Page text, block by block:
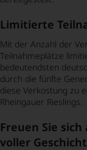
Limitierte
Mit der Anzahl der
Teilnahmeplätze
bedeutendsten
durch die fünfte
diese Verkostung zu
Rheingauer Rieslings.
Freuen Sie
voller